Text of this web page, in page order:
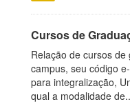
Cursos de
Relação de cursos
campus, seu código
para integralização,
qual a modalidade